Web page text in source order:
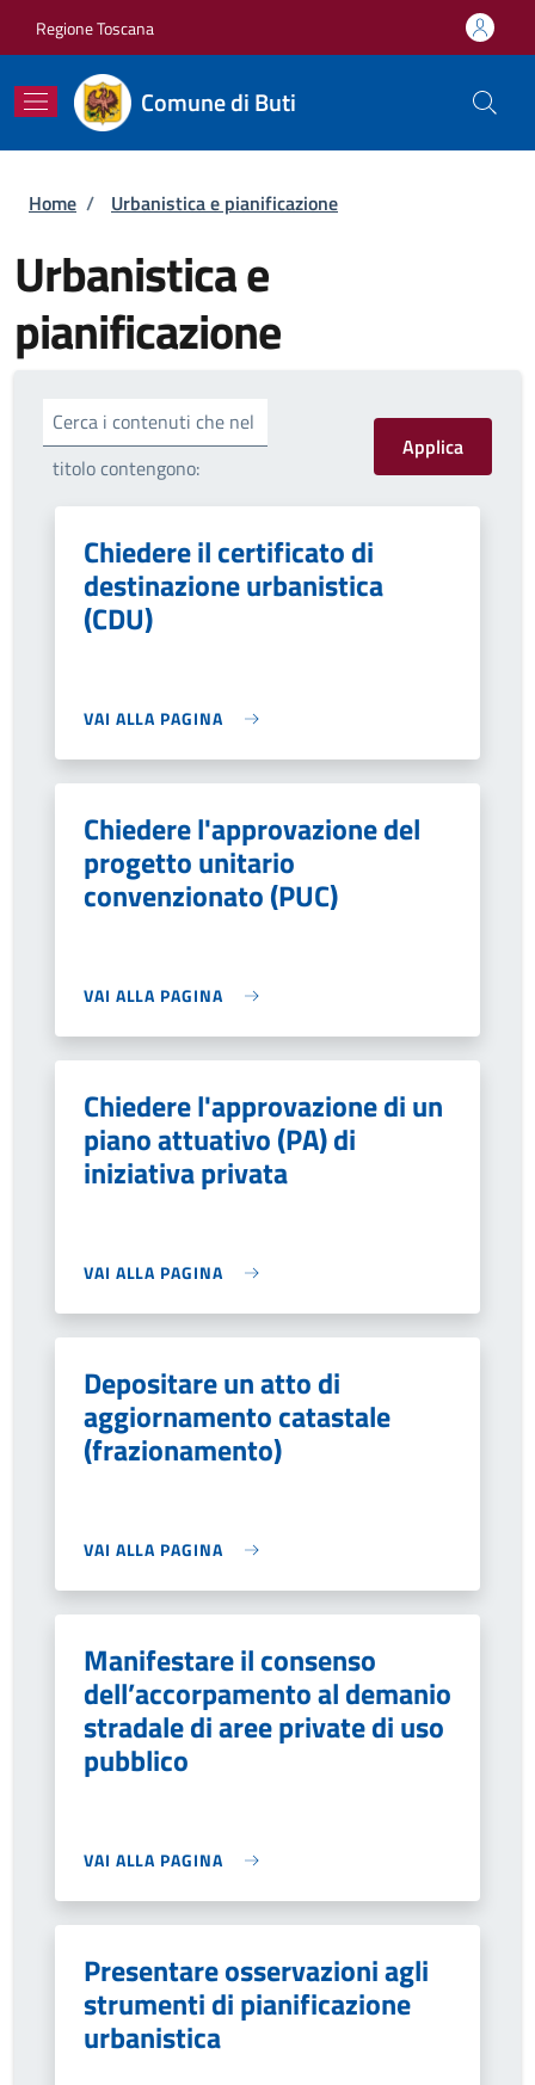
Regione Toscana
Comune di Buti
Briciole di pane
Home / Urbanistica e pianificazione
Urbanistica e
pianificazione
Cerca i contenuti che nel
titolo contengono:
Chiedere il certificato di
destinazione urbanistica
(CDU)
VAI ALLA PAGINA
Chiedere l'approvazione del
progetto unitario
convenzionato (PUC)
VAI ALLA PAGINA
Chiedere l'approvazione di un
piano attuativo (PA) di
iniziativa privata
VAI ALLA PAGINA
Depositare un atto di
aggiornamento catastale
(frazionamento)
VAI ALLA PAGINA
Manifestare il consenso
dell’accorpamento al demanio
stradale di aree private di uso
pubblico
VAI ALLA PAGINA
Presentare osservazioni agli
strumenti di pianificazione
urbanistica